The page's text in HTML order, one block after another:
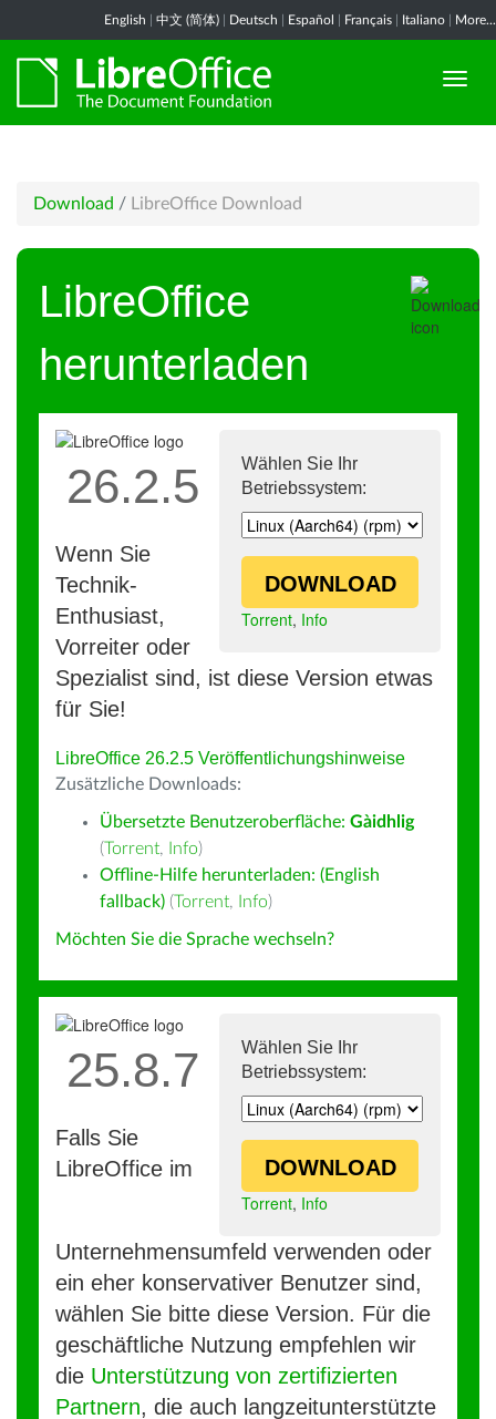
English 中文 (简体) Deutsch Español Français Italiano More...
Download / LibreOffice Download
LibreOffice
herunterladen
Wählen Sie Ihr
Betriebssystem:
DOWNLOAD
Torrent, Info
26.2.5
Wenn Sie
Technik-
Enthusiast,
Vorreiter oder
Spezialist sind, ist diese Version etwas
für Sie!
LibreOffice 26.2.5 Veröffentlichungshinweise
Zusätzliche Downloads:
Übersetzte Benutzeroberfläche: Gàidhlig
(Torrent, Info)
Offline-Hilfe herunterladen: (English
fallback) (Torrent, Info)
Möchten Sie die Sprache wechseln?
Wählen Sie Ihr
Betriebssystem:
DOWNLOAD
Torrent, Info
25.8.7
Falls Sie
LibreOffice im
Unternehmensumfeld verwenden oder
ein eher konservativer Benutzer sind,
wählen Sie bitte diese Version. Für die
geschäftliche Nutzung empfehlen wir
die Unterstützung von zertifizierten
Partnern, die auch langzeitunterstützte